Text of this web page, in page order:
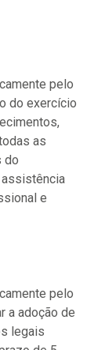
pelo
do exercício
as
do
e
pelo
a adoção de
legais